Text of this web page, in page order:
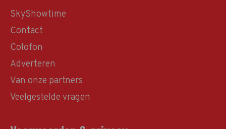
SkyShowtime
Contact
Colofon
Adverteren
Van onze partners
Veelgestelde vragen